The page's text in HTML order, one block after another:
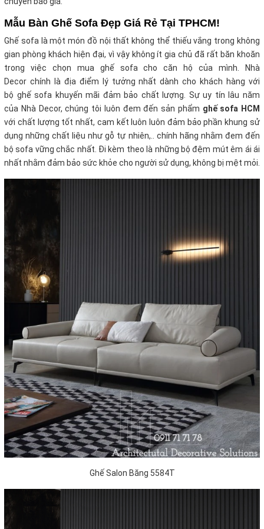
Mẫu Bàn Ghế Sofa Đẹp Giá Rẻ Tại TPHCM!
Ghế sofa là một món đồ nội thất không thể thiếu vắng trong không
gian phòng khách hiện đại, vì vậy không ít gia chủ đã rất băn khoăn
trong việc chọn mua ghế sofa cho căn hộ của mình. Nhà
Decor chính là địa điểm lý tưởng nhất dành cho khách hàng với
bộ ghế sofa khuyến mãi đảm bảo chất lượng. Sự uy tín lâu năm
của Nhà Decor, chúng tôi luôn đem đến sản phẩm ghế sofa HCM
với chất lượng tốt nhất, cam kết luôn luôn đảm bảo phần khung sử
dụng những chất liệu như gỗ tự nhiên,.. chính hãng nhằm đem đến
bộ sofa vững chắc nhất. Đi kèm theo là những bộ đệm mút êm ái ái
nhất nhằm đảm bảo sức khỏe cho người sử dụng, không bị mệt mỏi.
Ghế Salon Băng 5584T